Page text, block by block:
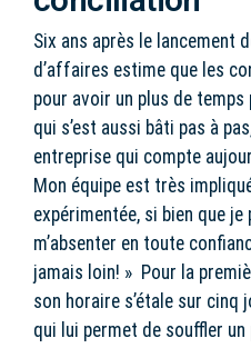
Six ans après le lancement
d’affaires estime que les
pour avoir un plus de
qui s’est aussi bâti pas à
entreprise qui compte
Mon équipe est très
expérimentée, si bien que je
m’absenter en toute
jamais loin! » Pour la
son horaire s’étale sur cinq
qui lui permet de souffler un